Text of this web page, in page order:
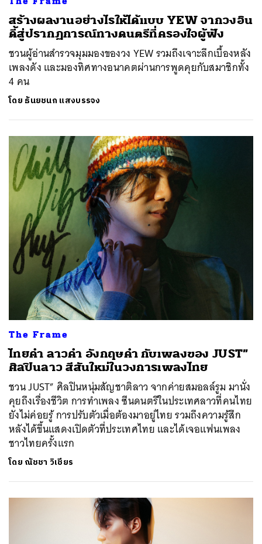
สร้างผลงานอย่างไรให้ได้แบบ YEW จากวงอิน
ดี้สู่ปรากฏการณ์ทางดนตรีที่ครองใจผู้ฟัง
ชวนผู้อ่านสำรวจมุมมองของวง YEW รวมถึงเจาะลึกเบื้องหลัง
เพลงดัง และมองทิศทางอนาคตผ่านการพูดคุยกับสมาชิกทั้ง
4 คน
โดย ธันยชนก แสงบรรจง
The Frame
ไทยคำ ลาวคำ อังกฤษคำ กับเพลงของ JUST”
ศิลปินลาว สีสันใหม่ในวงการเพลงไทย
ชวน JUST” ศิลปินหนุ่มสัญชาติลาว จากค่ายสมอลล์รูม มานั่ง
คุยถึงเรื่องชีวิต การทำเพลง ซีนดนตรีในประเทศลาวที่คนไทย
ยังไม่ค่อยรู้ การปรับตัวเมื่อต้องมาอยู่ไทย รวมถึงความรู้สึก
หลังได้ขึ้นแสดงเปิดตัวที่ประเทศไทย และได้เจอแฟนเพลง
ชาวไทยครั้งแรก
โดย ณัชชา วิเชียร